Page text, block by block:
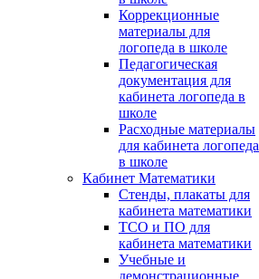
Коррекционные
материалы для
логопеда в школе
Педагогическая
документация для
кабинета логопеда в
школе
Расходные материалы
для кабинета логопеда
в школе
Кабинет Математики
Стенды, плакаты для
кабинета математики
ТСО и ПО для
кабинета математики
Учебные и
демонстрационные